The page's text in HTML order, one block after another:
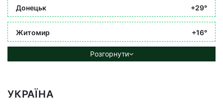
Донецьк +29°
Житомир +16°
Розгорнути
УКРАЇНА